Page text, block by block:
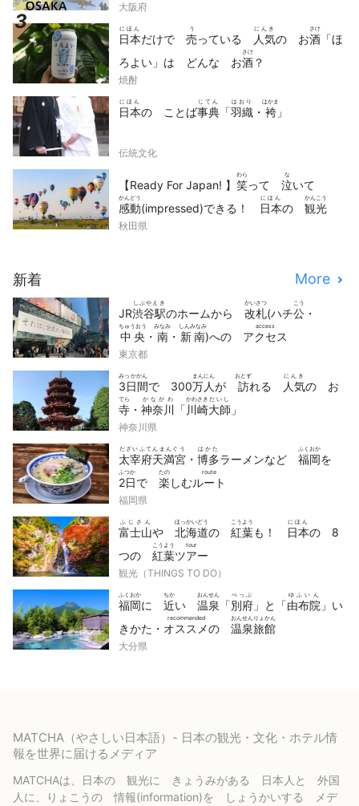
大阪府
日本
にほん
だけで 売
う
っている 人気
にんき
の お酒
さけ
「ほ
ろよい」は どんな お酒
さけ
？
焼酎
日本
にほん
の ことば事典
じてん
「羽織
はおり
・ 袴
はかま
」
伝統文化
【Ready For Japan! 】 笑
わら
って 泣
な
いて
感動
かんどう
(impressed)できる！ 日本
にほん
の 観光
かんこう
動画
どうが
10
秋田県
新着 More
JR渋谷駅
しぶやえき
のホームから 改札
かいさつ
(ハチ公
こう
・
中央
ちゅうおう
・ 南
みなみ
・ 新南
しんみなみ
)への アクセス
access
東京都
3日間
みっかかん
で 300万人
まんにん
が 訪
おとず
れる 人気
にんき
の お
寺
てら
・ 神奈川
かながわ
「 川崎
かわさき
大師
だいし
」
神奈川県
太宰府天満宮
だざいふてんまんぐう
・ 博多
はかた
ラーメンなど 福岡
ふくおか
を
2日
ふつか
で 楽
たの
しむルート
route
福岡県
富士山
ふじさん
や 北海道
ほっかいどう
の 紅葉
こうよう
も！ 日本
にほん
の 8
つの 紅葉
こうよう
ツアー
tour
観光（THINGS TO DO）
福岡
ふくおか
に 近
ちか
い 温泉
おんせん
「別府
べっぷ
」と「由布院
ゆふいん
」い
きかた・ オススメ
recommended
の 温泉旅館
おんせんりょかん
大分県
MATCHA（やさしい日本語）- 日本の観光・文化・ホテル情
報を世界に届けるメディア
MATCHAは、日本の 観光に きょうみがある 日本人と 外国
人に、りょこうの 情報(information)を しょうかいする メデ